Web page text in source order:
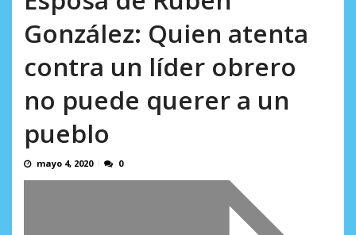
González: Quien atenta
contra un líder obrero
no puede querer a un
pueblo
mayo 4, 2020 0